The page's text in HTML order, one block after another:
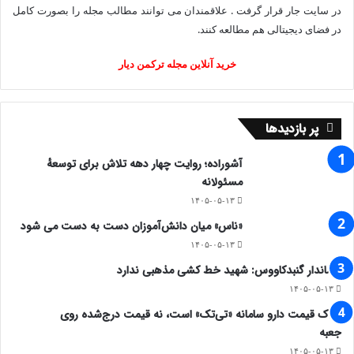
در سایت جار قرار گرفت . علاقمندان می توانند مطالب مجله را بصورت کامل
در فضای دیجیتالی هم مطالعه کنند.
خرید آنلاین مجله ترکمن دیار
پر بازدیدها
آشوراده؛ روایت چهار دهه تلاش برای توسعهٔ
مسئولانه
۱۴۰۵-۰۵-۱۳
«ناس» میان دانش‌آموزان دست به دست می شود
۱۴۰۵-۰۵-۱۳
فرماندار گنبدکاووس: شهید خط کشی مذهبی ندارد
۱۴۰۵-۰۵-۱۳
ملاک قیمت دارو سامانه «تی‌تک» است، نه قیمت درج‌شده روی
جعبه
۱۴۰۵-۰۵-۱۳